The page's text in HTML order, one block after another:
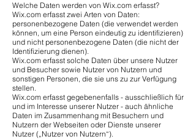
Welche Daten werden von Wix.com erfasst?
Wix.com erfasst zwei Arten von Daten:
personenbezogene Daten (die verwendet werden
können, um eine Person eindeutig zu identifizieren)
und nicht personenbezogene Daten (die nicht der
Identifizierung dienen).
Wix.com erfasst solche Daten über unsere Nutzer
und Besucher sowie Nutzer von Nutzern und
sonstigen Personen, die sie uns zu zur Verfügung
stellen.
Wix.com erfasst gegebenenfalls - ausschließlich für
und im Interesse unserer Nutzer - auch ähnliche
Daten im Zusammenhang mit Besuchern und
Nutzern der Webseiten oder Dienste unserer
Nutzer („Nutzer von Nutzern“).